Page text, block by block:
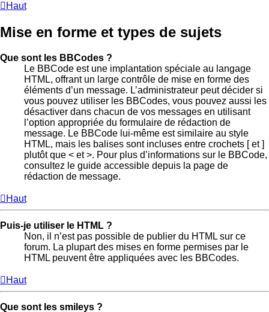
Haut
Mise en forme et types de sujets
Que sont les BBCodes ?
Le BBCode est une implantation spéciale au langage
HTML, offrant un large contrôle de mise en forme des
éléments d’un message. L’administrateur peut décider si
vous pouvez utiliser les BBCodes, vous pouvez aussi les
désactiver dans chacun de vos messages en utilisant
l’option appropriée du formulaire de rédaction de
message. Le BBCode lui-même est similaire au style
HTML, mais les balises sont incluses entre crochets [ et ]
plutôt que < et >. Pour plus d’informations sur le BBCode,
consultez le guide accessible depuis la page de
rédaction de message.
Haut
Puis-je utiliser le HTML ?
Non, il n’est pas possible de publier du HTML sur ce
forum. La plupart des mises en forme permises par le
HTML peuvent être appliquées avec les BBCodes.
Haut
Que sont les smileys ?